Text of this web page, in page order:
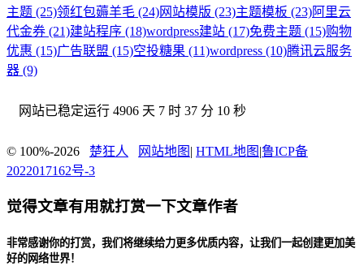
主题 (25)领红包薅羊毛 (24)网站模版 (23)主题模板 (23)阿里云
代金券 (21)建站程序 (18)wordpress建站 (17)免费主题 (15)购物
优惠 (15)广告联盟 (15)空投糖果 (11)wordpress (10)腾讯云服务
器 (9)
网站已稳定运行 4906 天 7 时 37 分 10 秒
© 100%-2026 楚狂人 网站地图 | HTML地图 |鲁ICP备
2022017162号-3
觉得文章有用就打赏一下文章作者
非常感谢你的打赏，我们将继续给力更多优质内容，让我们一起创建更加美
好的网络世界！